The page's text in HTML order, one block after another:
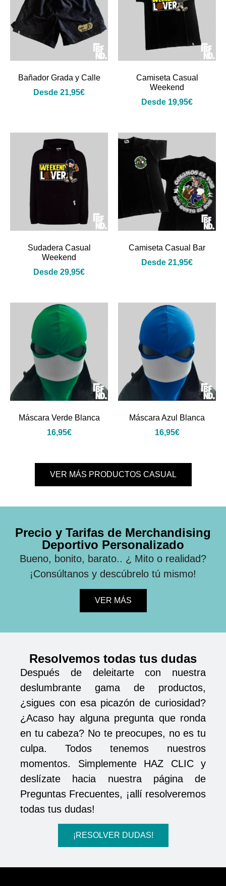
Bañador Grada y Calle
Desde 21,95€
Camiseta Casual
Weekend
Desde 19,95€
Sudadera Casual
Weekend
Desde 29,95€
Camiseta Casual Bar
Desde 21,95€
Máscara Verde Blanca
16,95€
Máscara Azul Blanca
16,95€
VER MÁS PRODUCTOS CASUAL
Precio y Tarifas de Merchandising
Deportivo Personalizado
Bueno, bonito, barato.. ¿ Mito o realidad?
¡Consúltanos y descúbrelo tú mismo!
VER MÁS
Resolvemos todas tus dudas
Después de deleitarte con nuestra
deslumbrante gama de productos,
¿sigues con esa picazón de curiosidad?
¿Acaso hay alguna pregunta que ronda
en tu cabeza? No te preocupes, no es tu
culpa. Todos tenemos nuestros
momentos. Simplemente HAZ CLIC y
deslízate hacia nuestra página de
Preguntas Frecuentes, ¡allí resolveremos
todas tus dudas!
¡RESOLVER DUDAS!